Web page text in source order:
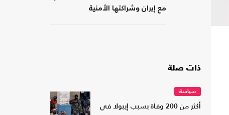
مع إيران وشراكتها الأمنية
ذات صلة
سياسة
أكثر من 200 وفاة بسبب إيبولا في